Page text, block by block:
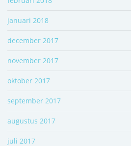
januari 2018
december 2017
november 2017
oktober 2017
september 2017
augustus 2017
juli 2017